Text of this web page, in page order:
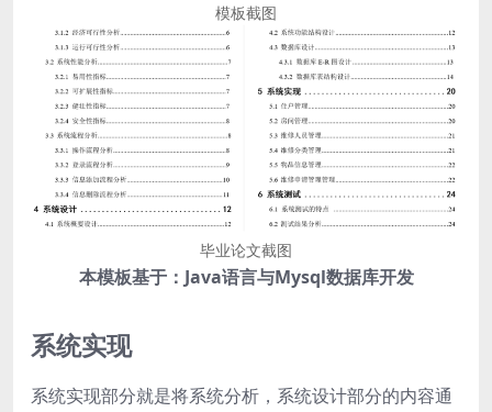
模板截图
毕业论文截图
本模板基于：Java语言与Mysql数据库开发
系统实现
系统实现部分就是将系统分析，系统设计部分的内容通